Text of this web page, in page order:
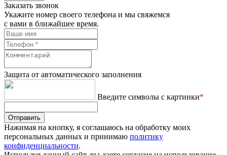
Заказать звонок
Укажите номер своего телефона и мы свяжемся
с вами в ближайшее время.
Защита от автоматического заполнения
Введите символы с картинки*
Отправить
Нажимая на кнопку, я соглашаюсь на обработку моих
персональных данных и принимаю политику
конфиденциальности.